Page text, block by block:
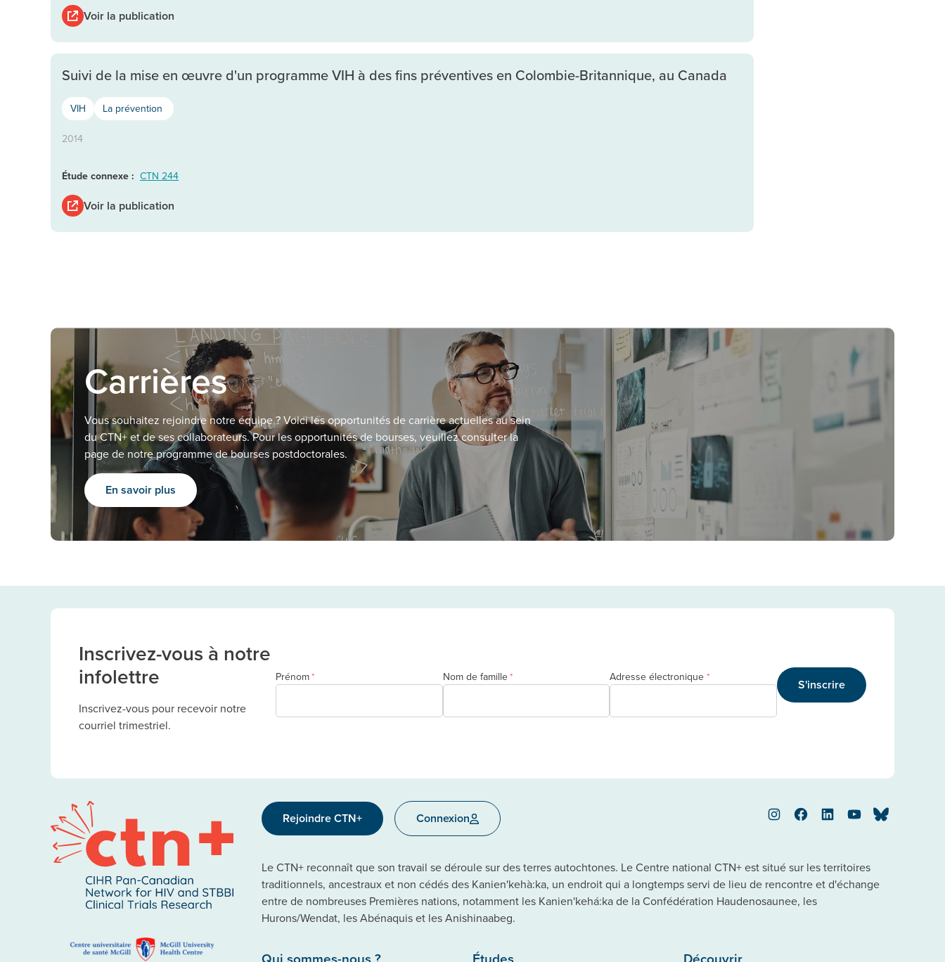
Voir la publication
Suivi de la mise en œuvre d'un programme VIH à des fins préventives en Colombie-Britannique, au Canada
VIH La prévention
2014
Étude connexe : CTN 244
Voir la publication
Carrières
Vous souhaitez rejoindre notre équipe ? Voici les opportunités de carrière actuelles au sein
du CTN+ et de ses collaborateurs. Pour les opportunités de bourses, veuillez consulter la
page de notre programme de bourses postdoctorales.
En savoir plus
Inscrivez-vous à notre
infolettre
Inscrivez-vous pour recevoir notre
courriel trimestriel.
Prénom* Nom de famille* Adresse électronique * S'inscrire
Rejoindre CTN+ Connexion InstagramFacebook
LinkedInYouTubeBluesky
Le CTN+ reconnaît que son travail se déroule sur des terres autochtones. Le Centre national CTN+ est situé sur les territoires
traditionnels, ancestraux et non cédés des Kanien'kehà:ka, un endroit qui a longtemps servi de lieu de rencontre et d'échange
entre de nombreuses Premières nations, notamment les Kanien'kehá:ka de la Confédération Haudenosaunee, les
Hurons/Wendat, les Abénaquis et les Anishinaabeg.